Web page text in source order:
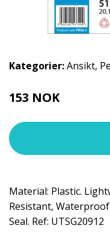
Kategorier:Ansikt,
153 NOK
Material: Plastic.
Resistant,
Seal. Ref: UTSG20912